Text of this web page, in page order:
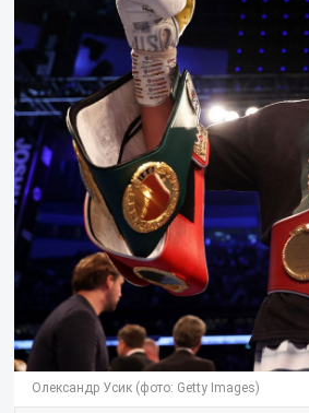
Олександр Усик (фото: Getty Images)